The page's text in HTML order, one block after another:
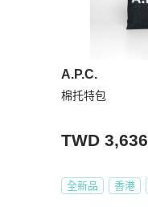
A.P.C.
棉托特包
TWD 3,636
全新品 香港